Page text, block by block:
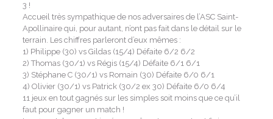
3 !
Accueil très sympathique de nos adversaires de l’ASC Saint-
Apollinaire qui, pour autant, n’ont pas fait dans le détail sur le
terrain. Les chiffres parleront d’eux mêmes :
1) Philippe (30) vs Gildas (15/4) Défaite 6/2 6/2
2) Thomas (30/1) vs Régis (15/4) Défaite 6/1 6/1
3) Stéphane C (30/1) vs Romain (30) Défaite 6/0 6/1
4) Olivier (30/1) vs Patrick (30/2 ex 30) Défaite 6/0 6/4
11 jeux en tout gagnés sur les simples soit moins que ce qu’il
faut pour gagner un match !